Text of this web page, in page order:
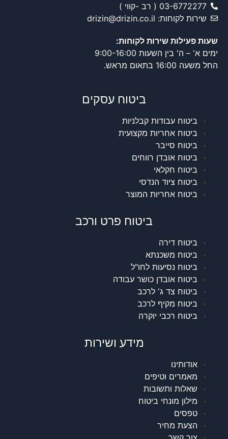
03-6772277 ( רב -קווי )
שירות לקוחות: drizin@drizin.co.il
שעות פעילות שירות לקוחות:
ימים א' – ה' בין השעות 9:00-16:00
החל משעה 16:00 בתאום מראש.
ביטוח עסקים
ביטוח עבודות קבלניות
ביטוח אחריות מקצועית
ביטוח סייבר
ביטוח אובדן רווחים
ביטוח חקלאי
ביטוח ציוד הנדסי
ביטוח אחריות המוצר
ביטוח פרט ורכב
ביטוח דירה
ביטוח משכנתא
ביטוח נסיעות לחו"ל
ביטוח אובדן כושר עבודה
ביטוח צד ג' לרכב
ביטוח מקיף לרכב
ביטוח רכבי יוקרה
מידע ושירות
אודותינו
מאמרים וטיפים
שאלות ותשובות
מילון מונחי ביטוח
טפסים
הצעת מחיר